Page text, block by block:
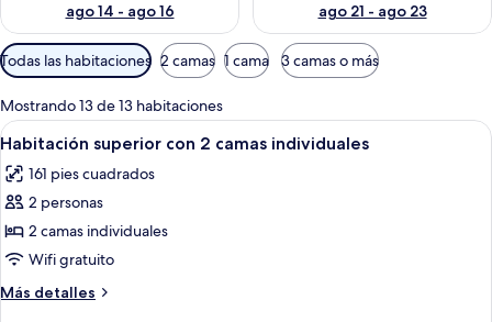
ago 14 - ago 16
ago 21 - ago 23
Filtros
disponibles
para
las
habitaciones
Todas las habitaciones 2 camas 1 cama 3 camas o más
Mostrando 13 de 13 habitaciones
Abrir
todas
las
fotos
de
Habitación
superior
con
Una habitación con dos camas, una
6
Habitación superior con 2 camas individuales
161 pies cuadrados
2 personas
2 camas individuales
Wifi gratuito
Más detalles
Más